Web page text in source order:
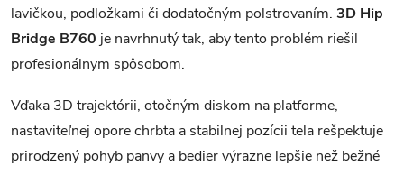
lavičkou, podložkami či dodatočným polstrovaním. 3D Hip
Bridge B760 je navrhnutý tak, aby tento problém riešil
profesionálnym spôsobom.
Vďaka 3D trajektórii, otočným diskom na platforme,
nastaviteľnej opore chrbta a stabilnej pozícii tela rešpektuje
prirodzený pohyb panvy a bedier výrazne lepšie než bežné